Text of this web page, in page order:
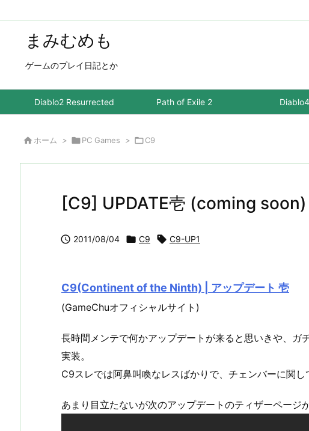
まみむめも
ゲームのプレイ日記とか
Diablo2 Resurrected Path of Exile 2 Diablo4
 ホーム > PC Games > C9
[C9] UPDATE壱 (coming soon)
 2011/08/04  C9  C9-UP1
C9(Continent of the Ninth) | アップデート 壱
(GameChuオフィシャルサイト)
長時間メンテで何かアップデートが来ると思いきや、ガ
実装。
C9スレでは阿鼻叫喚なレスばかりで、チェンバーに関し
あまり目立たないが次のアップデートのティザーページ